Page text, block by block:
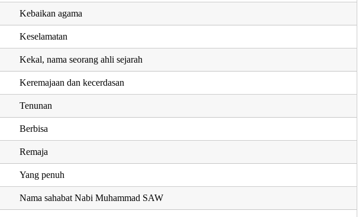
Kebaikan agama
Keselamatan
Kekal, nama seorang ahli sejarah
Keremajaan dan kecerdasan
Tenunan
Berbisa
Remaja
Yang penuh
Nama sahabat Nabi Muhammad SAW